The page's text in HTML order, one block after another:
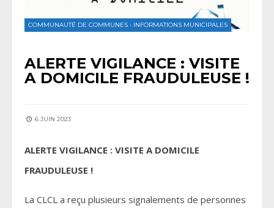
COMMUNAUTÉ DE COMMUNES • INFORMATIONS MUNICIPALES
ALERTE VIGILANCE : VISITE
A DOMICILE FRAUDULEUSE !
6 JUIN 2023
ALERTE VIGILANCE : VISITE A DOMICILE
FRAUDULEUSE !
La CLCL a reçu plusieurs signalements de personnes